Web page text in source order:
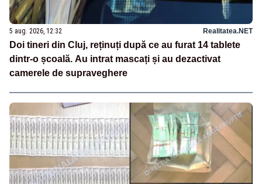
5 aug. 2026, 12:32 Realitatea.NET
Doi tineri din Cluj, reținuți după ce au furat 14 tablete
dintr-o școală. Au intrat mascați și au dezactivat
camerele de supraveghere